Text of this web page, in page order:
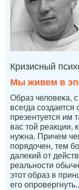
Кризисный
Мы живем в
Образ человека,
всегда
презентуется им
вас той реакции,
нужна. Причем
порядочен, тем
далекий от
реальности
этот образ в
его